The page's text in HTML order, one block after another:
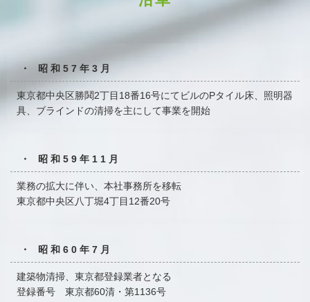
・ 昭和57年3月
東京都中央区勝鬨2丁目18番16号にてビルのPタイル床、 照明器
具、ブラインドの清掃を主にして事業を開始
・ 昭和59年11月
業務の拡大に伴い、本社事務所を移転
東京都中央区八丁堀4丁目12番20号
・ 昭和60年7月
建築物清掃、東京都登録業者となる
登録番号 東京都60清・第1136号